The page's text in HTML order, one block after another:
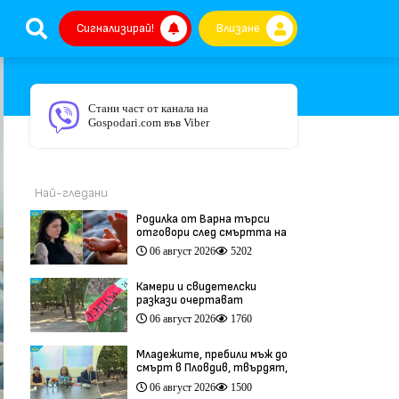
Сигнализирай! Влизане
Стани част от канала на
Gospodari.com във Viber
Най-гледани
Родилка от Варна търси
отговори след смъртта на
бебето ѝ дни преди секцио
(видео)
06 август 2026 5202
Камери и свидетелски
разкази очертават
хронологията на фаталния
побой край Младежкия хълм
06 август 2026 1760
Младежите, пребили мъж до
смърт в Пловдив, твърдят,
че са „ловци на педофили”
(видео)
06 август 2026 1500